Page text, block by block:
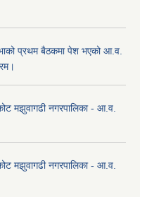
प्रथम बैठकमा पेश भएको आ.व.
मझुवागढी नगरपालिका - आ.व.
मझुवागढी नगरपालिका - आ.व.